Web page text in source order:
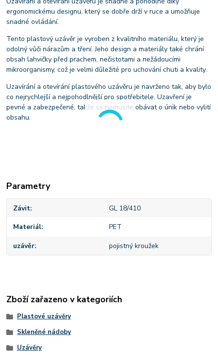
ergonomickému designu, který se dobře drží v ruce a umožňuje
snadné ovládání.
Tento plastový uzávěr je vyroben z kvalitního materiálu, který je
odolný vůči nárazům a tření. Jeho design a materiály také chrání
obsah lahvičky před prachem, nečistotami a nežádoucími
mikroorganismy, což je velmi důležité pro uchování chuti a kvality.
Uzavírání a otevírání plastového uzávěru je navrženo tak, aby bylo
co nejrychlejší a nejpohodlnější pro spotřebitele. Uzavření je
pevné a zabezpečené, takže se nemusíte obávat o únik nebo vylití
obsahu.
Parametry
Závit GL 18/410
Materiál PET
uzávěr pojistný kroužek
Zboží zařazeno v kategoriích
Plastové uzávěry
Skleněné nádoby
Uzávěry